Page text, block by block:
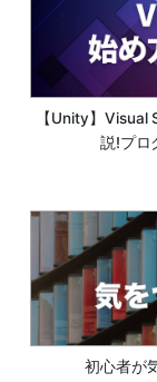
【Unity】
説!プロ
初心者が